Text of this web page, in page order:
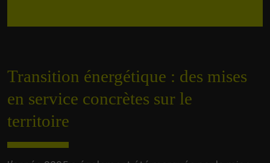
Transition énergétique : des mises
en service concrètes sur le
territoire